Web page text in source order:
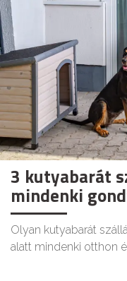
3 kutyabarát
mindenki
Olyan kutyabarát
alatt mindenki otthon